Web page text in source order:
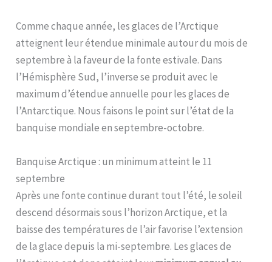
Comme chaque année, les glaces de l’Arctique
atteignent leur étendue minimale autour du mois de
septembre à la faveur de la fonte estivale. Dans
l’Hémisphère Sud, l’inverse se produit avec le
maximum d’étendue annuelle pour les glaces de
l’Antarctique. Nous faisons le point sur l’état de la
banquise mondiale en septembre-octobre.
Banquise Arctique : un minimum atteint le 11
septembre
Après une fonte continue durant tout l’été, le soleil
descend désormais sous l’horizon Arctique, et la
baisse des températures de l’air favorise l’extension
de la glace depuis la mi-septembre. Les glaces de